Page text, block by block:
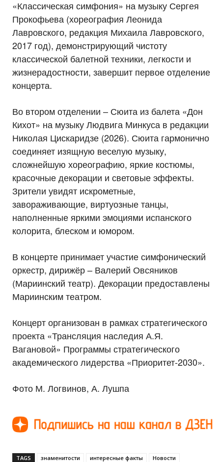
«Классическая симфония» на музыку Сергея
Прокофьева (хореография Леонида
Лавровского, редакция Михаила Лавровского,
2017 год), демонстрирующий чистоту
классической балетной техники, легкости и
жизнерадостности, завершит первое отделение
концерта.
Во втором отделении – Сюита из балета «Дон
Кихот» на музыку Людвига Минкуса в редакции
Николая Цискаридзе (2026). Сюита гармонично
соединяет изящную веселую музыку,
сложнейшую хореографию, яркие костюмы,
красочные декорации и световые эффекты.
Зрители увидят искрометные,
завораживающие, виртуозные танцы,
наполненные яркими эмоциями испанского
колорита, блеском и юмором.
В концерте принимает участие симфонический
оркестр, дирижёр – Валерий Овсяников
(Мариинский театр). Декорации предоставлены
Мариинским театром.
Концерт организован в рамках стратегического
проекта «Трансляция наследия А.Я.
Вагановой» Программы стратегического
академического лидерства «Приоритет-2030».
Фото М. Логвинов, А. Лушпа
TAGS знаменитости интересные факты
Новости